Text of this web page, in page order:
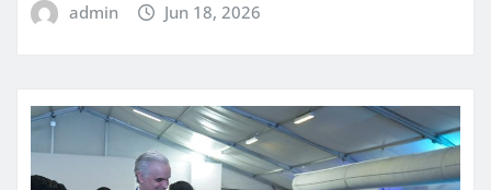
admin Jun 18, 2026